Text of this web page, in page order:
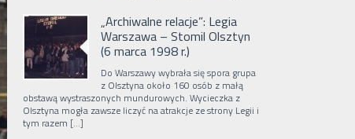
„Archiwalne relacje”: Legia
Warszawa – Stomil Olsztyn
(6 marca 1998 r.)
Do Warszawy wybrała się spora grupa
z Olsztyna około 160 osób z małą
obstawą wystraszonych mundurowych. Wycieczka z
Olsztyna mogła zawsze liczyć na atrakcje ze strony Legii i
tym razem […]